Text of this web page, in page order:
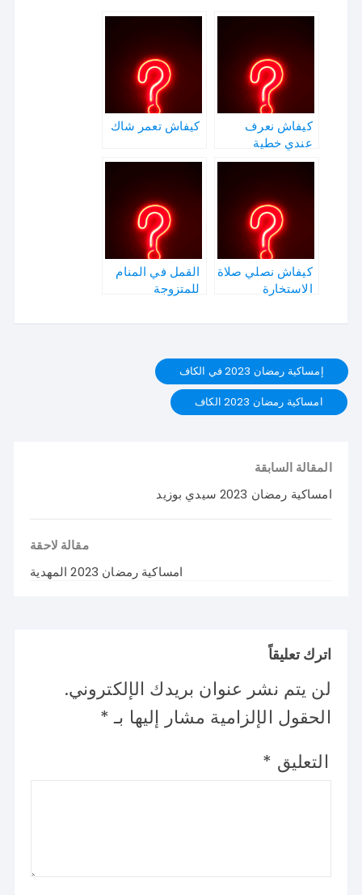
كيفاش نعرف
عندي خطية
كيفاش تعمر شاك
كيفاش نصلي صلاة
الاستخارة
القمل في المنام
للمتزوجة
إمساكية رمضان 2023 في الكاف
امساكية رمضان 2023 الكاف
المقالة السابقة
امساكية رمضان 2023 سيدي بوزيد
مقالة لاحقة
امساكية رمضان 2023 المهدية
اترك تعليقاً
لن يتم نشر عنوان بريدك الإلكتروني.
الحقول الإلزامية مشار إليها بـ *
التعليق *